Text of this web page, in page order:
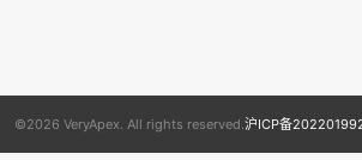
©2026 VeryApex. All rights reserved.沪ICP备